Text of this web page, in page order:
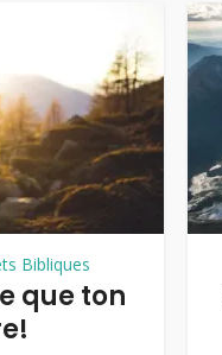
Bibliques
que ton